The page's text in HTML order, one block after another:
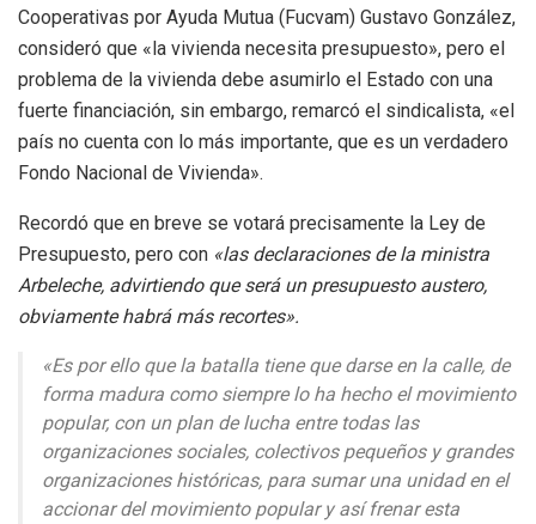
Cooperativas por Ayuda Mutua (Fucvam) Gustavo González,
consideró que «la vivienda necesita presupuesto», pero el
problema de la vivienda debe asumirlo el Estado con una
fuerte financiación, sin embargo, remarcó el sindicalista, «el
país no cuenta con lo más importante, que es un verdadero
Fondo Nacional de Vivienda».
Recordó que en breve se votará precisamente la Ley de
Presupuesto, pero con «las declaraciones de la ministra
Arbeleche, advirtiendo que será un presupuesto austero,
obviamente habrá más recortes».
«Es por ello que la batalla tiene que darse en la calle, de
forma madura como siempre lo ha hecho el movimiento
popular, con un plan de lucha entre todas las
organizaciones sociales, colectivos pequeños y grandes
organizaciones históricas, para sumar una unidad en el
accionar del movimiento popular y así frenar esta